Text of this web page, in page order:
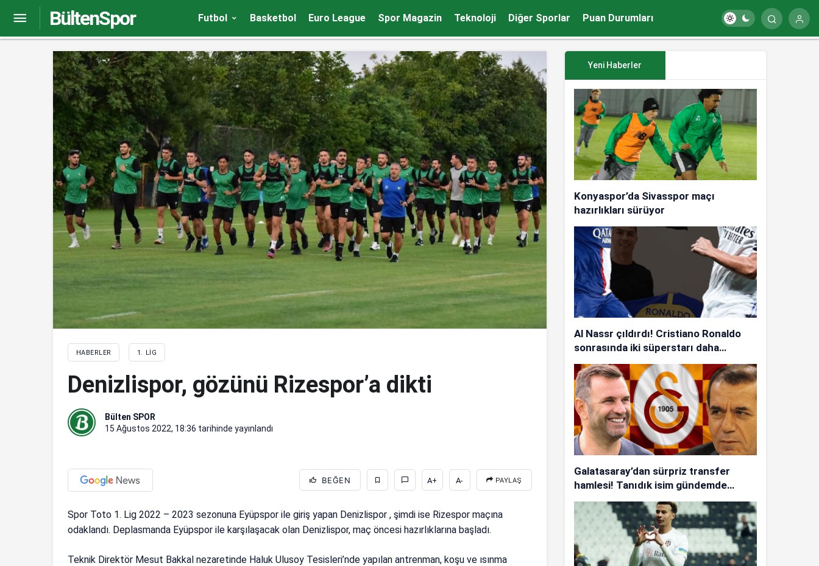
BültenSpor Futbol Basketbol Euro League Spor Magazin Teknoloji Diğer Sporlar Puan Durumları
HABERLER 1. LIG
Denizlispor, gözünü Rizespor’a dikti
Bülten SPOR
15 Ağustos 2022, 18:36 tarihinde yayınlandı
BEĞEN A+ A- PAYLAŞ
Spor Toto 1. Lig 2022 – 2023 sezonuna Eyüpspor ile giriş yapan Denizlispor , şimdi ise Rizespor maçına
odaklandı. Deplasmanda Eyüpspor ile karşılaşacak olan Denizlispor, maç öncesi hazırlıklarına başladı.
Teknik Direktör Mesut Bakkal nezaretinde Haluk Ulusoy Tesisleri’nde yapılan antrenman, koşu ve ısınma
Yeni Haberler
Konyaspor’da Sivasspor maçı
hazırlıkları sürüyor
Al Nassr çıldırdı! Cristiano Ronaldo
sonrasında iki süperstarı daha
istiyorlar…
Galatasaray’dan sürpriz transfer
hamlesi! Tanıdık isim gündemde…
Adanaspor – Tuzlaspor maç sonucu: 1-1